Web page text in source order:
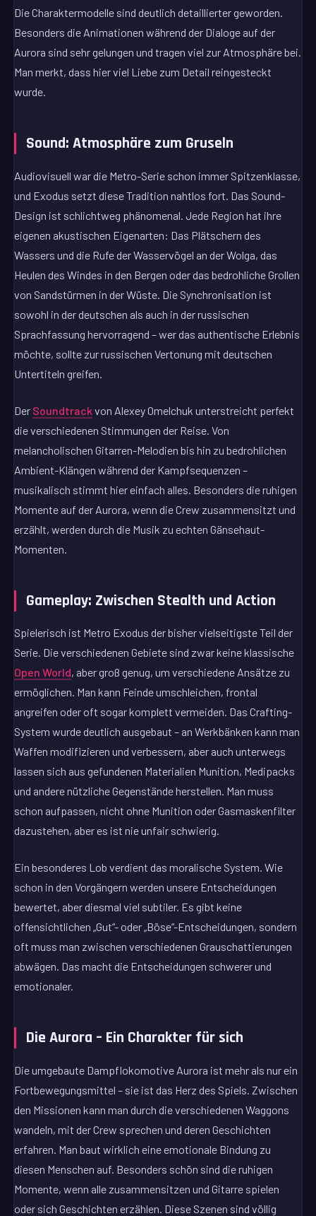
Die Charaktermodelle sind deutlich detaillierter geworden.
Besonders die Animationen während der Dialoge auf der
Aurora sind sehr gelungen und tragen viel zur Atmosphäre bei.
Man merkt, dass hier viel Liebe zum Detail reingesteckt
wurde.
Sound: Atmosphäre zum Gruseln
Audiovisuell war die Metro-Serie schon immer Spitzenklasse,
und Exodus setzt diese Tradition nahtlos fort. Das Sound-
Design ist schlichtweg phänomenal. Jede Region hat ihre
eigenen akustischen Eigenarten: Das Plätschern des
Wassers und die Rufe der Wasservögel an der Wolga, das
Heulen des Windes in den Bergen oder das bedrohliche Grollen
von Sandstürmen in der Wüste. Die Synchronisation ist
sowohl in der deutschen als auch in der russischen
Sprachfassung hervorragend – wer das authentische Erlebnis
möchte, sollte zur russischen Vertonung mit deutschen
Untertiteln greifen.
Der Soundtrack von Alexey Omelchuk unterstreicht perfekt
die verschiedenen Stimmungen der Reise. Von
melancholischen Gitarren-Melodien bis hin zu bedrohlichen
Ambient-Klängen während der Kampfsequenzen –
musikalisch stimmt hier einfach alles. Besonders die ruhigen
Momente auf der Aurora, wenn die Crew zusammensitzt und
erzählt, werden durch die Musik zu echten Gänsehaut-
Momenten.
Gameplay: Zwischen Stealth und Action
Spielerisch ist Metro Exodus der bisher vielseitigste Teil der
Serie. Die verschiedenen Gebiete sind zwar keine klassische
Open World, aber groß genug, um verschiedene Ansätze zu
ermöglichen. Man kann Feinde umschleichen, frontal
angreifen oder oft sogar komplett vermeiden. Das Crafting-
System wurde deutlich ausgebaut – an Werkbänken kann man
Waffen modifizieren und verbessern, aber auch unterwegs
lassen sich aus gefundenen Materialien Munition, Medipacks
und andere nützliche Gegenstände herstellen. Man muss
schon aufpassen, nicht ohne Munition oder Gasmaskenfilter
dazustehen, aber es ist nie unfair schwierig.
Ein besonderes Lob verdient das moralische System. Wie
schon in den Vorgängern werden unsere Entscheidungen
bewertet, aber diesmal viel subtiler. Es gibt keine
offensichtlichen „Gut“- oder „Böse“-Entscheidungen, sondern
oft muss man zwischen verschiedenen Grauschattierungen
abwägen. Das macht die Entscheidungen schwerer und
emotionaler.
Die Aurora – Ein Charakter für sich
Die umgebaute Dampflokomotive Aurora ist mehr als nur ein
Fortbewegungsmittel – sie ist das Herz des Spiels. Zwischen
den Missionen kann man durch die verschiedenen Waggons
wandeln, mit der Crew sprechen und deren Geschichten
erfahren. Man baut wirklich eine emotionale Bindung zu
diesen Menschen auf. Besonders schön sind die ruhigen
Momente, wenn alle zusammensitzen und Gitarre spielen
oder sich Geschichten erzählen. Diese Szenen sind völlig